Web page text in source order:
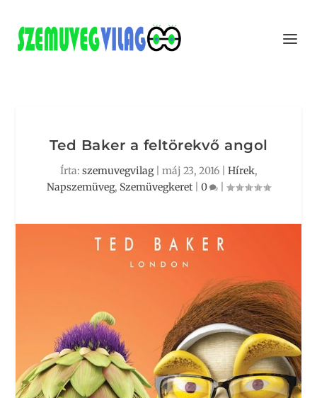
Ted Baker a feltörekvő angol
Írta: szemuvegvilag| máj 23, 2016| Hírek,
Napszemüveg, Szemüvegkeret 0